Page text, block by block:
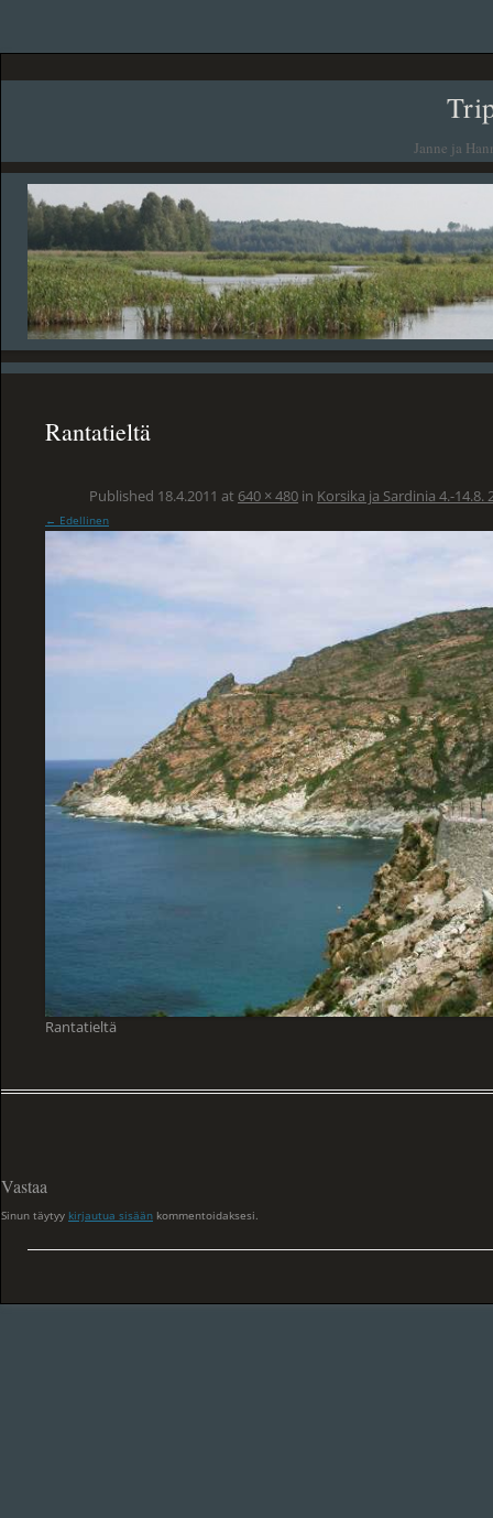
Janne ja
Rantatieltä
Published 18.4.2011 at 640 × 480 in Korsika ja Sardinia 4.-14.8.
← Edellinen
Rantatieltä
Vastaa
Sinun täytyy kirjautua sisään kommentoidaksesi.